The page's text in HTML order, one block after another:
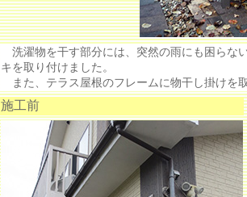
洗濯物を干す部分には、突然の雨にも困らな
キを取り付けました。
また、テラス屋根のフレームに物干し掛けを
施工前